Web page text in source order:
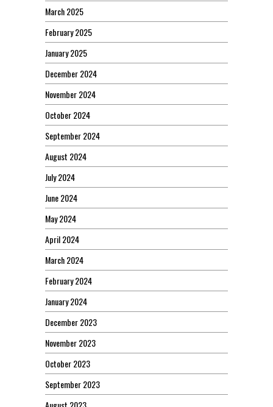
March 2025
February 2025
January 2025
December 2024
November 2024
October 2024
September 2024
August 2024
July 2024
June 2024
May 2024
April 2024
March 2024
February 2024
January 2024
December 2023
November 2023
October 2023
September 2023